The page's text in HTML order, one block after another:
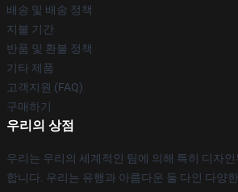
배송 및 배송 정책
지불 기간
반품 및 환불 정책
기타 제품
고객지원 (FAQ)
구매하기
우리의 상점
우리는 우리의 세계적인 팀에 의해 특히 디자
합니다. 우리는 유행과 아름다운 둘 다인 다양